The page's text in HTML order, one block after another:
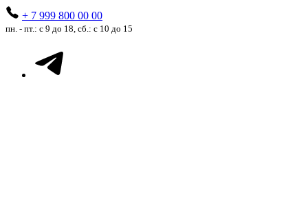
+ 7 999 800 00 00
пн. - пт.: с 9 до 18, сб.: с 10 до 15